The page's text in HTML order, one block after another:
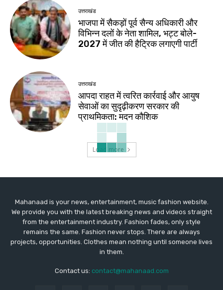
उत्तराखंड
भाजपा में सैकड़ों पूर्व सैन्य अधिकारी और
विभिन्न दलों के नेता शामिल, भट्ट बोले-
2027 में जीत की हैट्रिक लगाएगी पार्टी
उत्तराखंड
आपदा राहत में त्वरित कार्रवाई और आयुष
सेवाओं का सुदृढ़ीकरण सरकार की
प्राथमिकता: मदन कौशिक
Load more
Mahanaad is your news, entertainment, music fashion website.
We provide you with the latest breaking news and videos straight
from the entertainment industry. Fashion fades, only style
remains the same. Fashion never stops. There are always
projects, opportunities. Clothes mean nothing until someone lives
in them.
Contact us: contact@mahanaad.com